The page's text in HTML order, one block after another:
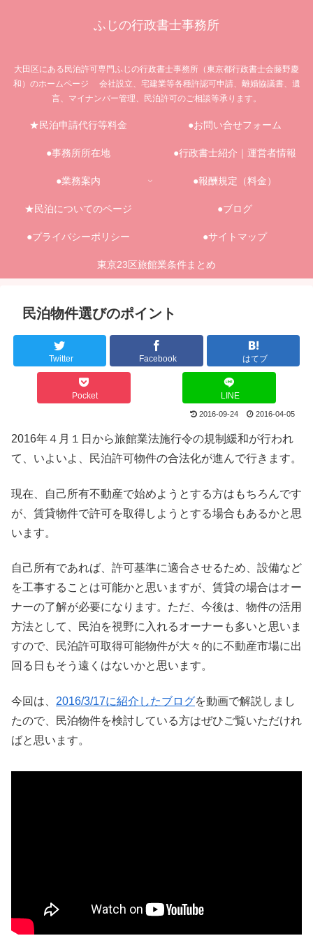
ふじの行政書士事務所
大田区にある民泊許可専門ふじの行政書士事務所（東京都行政書士会藤野慶
和）のホームページ 会社設立、宅建業等各種許認可申請、離婚協議書、遺
言、マイナンバー管理、民泊許可のご相談等承ります。
★民泊申請代行等料金 ●お問い合せフォーム
●事務所所在地 ●行政書士紹介｜運営者情報
●業務案内 ●報酬規定（料金）
★民泊についてのページ ●ブログ
●プライバシーポリシー ●サイトマップ
東京23区旅館業条件まとめ
民泊物件選びのポイント
Twitter Facebook はてブ
Pocket LINE
2016-09-24 2016-04-05
2016年４月１日から旅館業法施行令の規制緩和が行われ
て、いよいよ、民泊許可物件の合法化が進んで行きます。
現在、自己所有不動産で始めようとする方はもちろんです
が、賃貸物件で許可を取得しようとする場合もあるかと思
います。
自己所有であれば、許可基準に適合させるため、設備など
を工事することは可能かと思いますが、賃貸の場合はオー
ナーの了解が必要になります。ただ、今後は、物件の活用
方法として、民泊を視野に入れるオーナーも多いと思いま
すので、民泊許可取得可能物件が大々的に不動産市場に出
回る日もそう遠くはないかと思います。
今回は、 2016/3/17に紹介したブログを動画で解説しまし
たので、民泊物件を検討している方はぜひご覧いただけれ
ばと思います。